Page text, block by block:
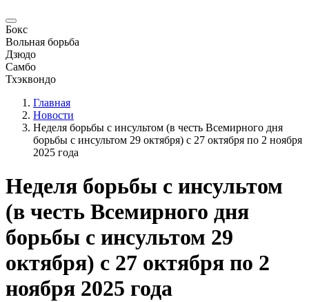
Бокс
Вольная борьба
Дзюдо
Самбо
Тхэквондо
Главная
Новости
Неделя борьбы с инсультом (в честь Всемирного дня
борьбы с инсультом 29 октября) с 27 октября по 2 ноября
2025 года
Неделя борьбы с инсультом
(в честь Всемирного дня
борьбы с инсультом 29
октября) с 27 октября по 2
ноября 2025 года